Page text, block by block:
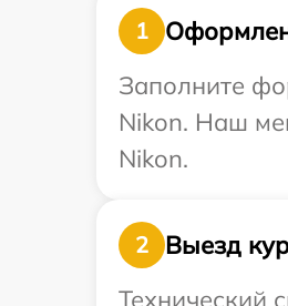
1
Заполните
Nikon. Наш
Nikon.
2
Выезд
Технический